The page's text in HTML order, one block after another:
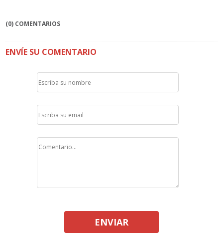
(0) COMENTARIOS
ENVÍE SU COMENTARIO
ENVIAR